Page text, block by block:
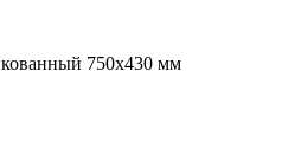
750х430 мм